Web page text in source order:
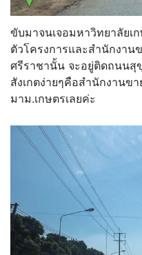
ขับมาจนเจอมหาวิทยาลัยเ
ตัวโครงการและสำนักงาน
ศรีราชานั้น จะอยู่ติดถนนสุ
สังเกตง่ายๆคือสำนักงานข
มาม.เกษตรเลยค่ะ